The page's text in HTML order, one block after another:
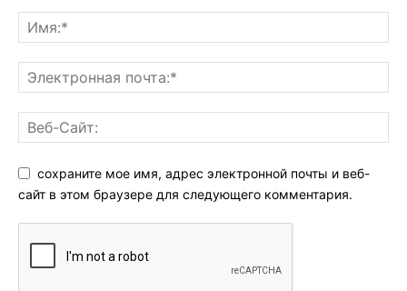
сохраните мое имя, адрес электронной почты и веб-
сайт в этом браузере для следующего комментария.